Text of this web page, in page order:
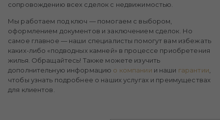
сопровождению всех сделок с недвижимостью.
Мы работаем под ключ — помогаем с выбором,
оформлением документов и заключением сделок. Но
самое главное — наши специалисты помогут вам избежать
каких-либо «подводных камней» в процессе приобретения
жилья. Обращайтесь! Также можете изучить
дополнительную информацию о компании и наши гарантии,
чтобы узнать подробнее о наших услугах и преимуществах
для клиентов.